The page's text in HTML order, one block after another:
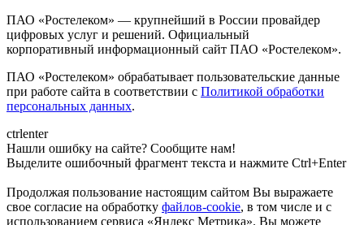
ПАО «Ростелеком» — крупнейший в России провайдер
цифровых услуг и решений. Официальный
корпоративный информационный сайт ПАО «Ростелеком».
ПАО «Ростелеком» обрабатывает пользовательские данные
при работе сайта в соответствии с Политикой обработки
персональных данных.
ctrlenter
Нашли ошибку на сайте? Сообщите нам!
Выделите ошибочный фрагмент текста и нажмите Ctrl+Enter
Продолжая пользование настоящим сайтом Вы выражаете
свое согласие на обработку файлов-cookie, в том числе и с
использованием сервиса «Яндекс Метрика». Вы можете